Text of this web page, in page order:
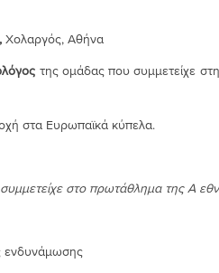
Χολαργός, Αθήνα
της ομάδας που συμμετείχε
στα Ευρωπαϊκά κύπελα.
στο πρωτάθλημα της Α
ενδυνάμωσης